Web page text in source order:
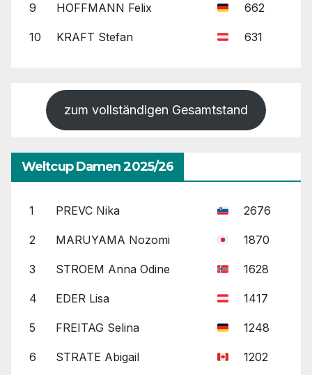
9 HOFFMANN Felix 662
10 KRAFT Stefan 631
zum vollständigen Gesamtstand
Weltcup Damen 2025/26
1 PREVC Nika 2676
2 MARUYAMA Nozomi 1870
3 STROEM Anna Odine 1628
4 EDER Lisa 1417
5 FREITAG Selina 1248
6 STRATE Abigail 1202